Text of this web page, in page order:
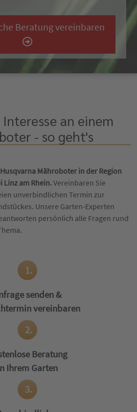
Interesse an einem
- so geht's
Mähroboter in der Region
Linz am Rhein.Vereinbaren Sie
unverbindlichen Termin zur
Unsere Garten-Experten
persönlich alle Fragen rund
1.
senden &
vereinbaren
2.
Beratung
Ihrem Garten
3.